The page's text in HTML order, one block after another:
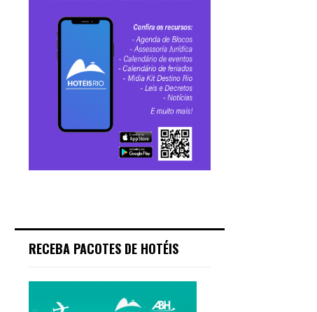
RECEBA PACOTES DE HOTÉIS